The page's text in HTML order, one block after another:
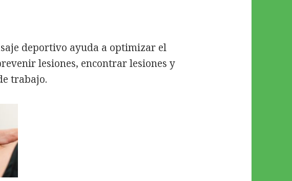
deportivo ayuda a optimizar el
lesiones, encontrar lesiones y
trabajo.